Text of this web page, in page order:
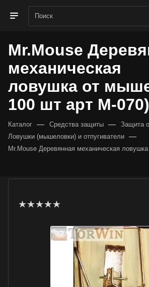
Mr.Mouse
механическая
ловушка от
100 шт арт М-070)
Каталог — Средства защиты — Защита
Ловушки (мышеловки) и отпугиватели —
Mr.Mouse Деревянная механическая